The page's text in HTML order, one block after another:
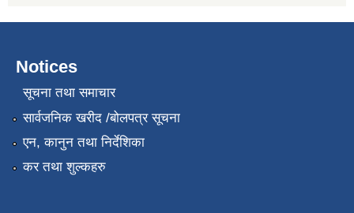
Notices
सूचना तथा समाचार
सार्वजनिक खरीद /बोलपत्र सूचना
एन, कानुन तथा निर्देशिका
कर तथा शुल्कहरु